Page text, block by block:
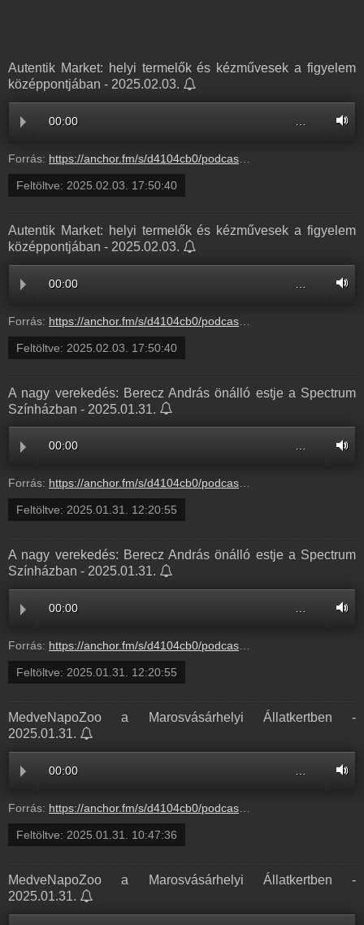
Autentik Market: helyi termelők és kézművesek a figyelem
középpontjában - 2025.02.03.
00:00
Forrás: https://anchor.fm/s/d4104cb0/podcast/play/97961704/https%3A%2F%2Fd3ctxlq1ktw2nl.cloudfront.net%2Fstaging%2F2025-1-3%2F394208818-44100-2-ddcceebcdeca6.m4a
Feltöltve: 2025.02.03. 17:50:40
Autentik Market: helyi termelők és kézművesek a figyelem
középpontjában - 2025.02.03.
00:00
Forrás: https://anchor.fm/s/d4104cb0/podcast/play/97961704/https%3A%2F%2Fd3ctxlq1ktw2nl.cloudfront.net%2Fstaging%2F2025-1-3%2F394208818-44100-2-ddcceebcdeca6.m4a
Feltöltve: 2025.02.03. 17:50:40
A nagy verekedés: Berecz András önálló estje a Spectrum
Színházban - 2025.01.31.
00:00 …
Forrás: https://anchor.fm/s/d4104cb0/podcast/play/97822420/https%3A%2F%2Fd3ctxlq1ktw2nl.cloudfront.net%2Fstaging%2F2025-0-31%2F394036194-44100-2-7939085f81619.m4a
Feltöltve: 2025.01.31. 12:20:55
A nagy verekedés: Berecz András önálló estje a Spectrum
Színházban - 2025.01.31.
00:00
Forrás: https://anchor.fm/s/d4104cb0/podcast/play/97822420/https%3A%2F%2Fd3ctxlq1ktw2nl.cloudfront.net%2Fstaging%2F2025-0-31%2F394036194-44100-2-7939085f81619.m4a
Feltöltve: 2025.01.31. 12:20:55
MedveNapoZoo a Marosvásárhelyi Állatkertben -
2025.01.31.
00:00
Forrás: https://anchor.fm/s/d4104cb0/podcast/play/97819778/https%3A%2F%2Fd3ctxlq1ktw2nl.cloudfront.net%2Fstaging%2F2025-0-31%2F394032951-44100-2-daaeed478b489.m4a
Feltöltve: 2025.01.31. 10:47:36
MedveNapoZoo a Marosvásárhelyi Állatkertben -
2025.01.31.